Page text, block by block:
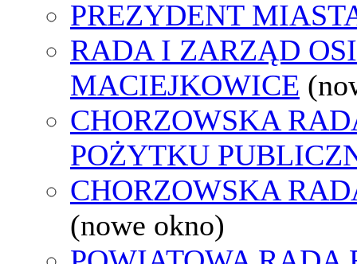
PREZYDENT
RADA I ZARZĄD
MACIEJKOWICE
CHORZOWSKA
POŻYTKU
CHORZOWSKA
(nowe okno)